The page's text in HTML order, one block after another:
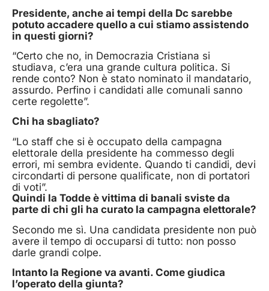
Presidente, anche ai tempi della Dc sarebbe
potuto accadere quello a cui stiamo assistendo
in questi giorni?
“Certo che no, in Democrazia Cristiana si
studiava, c’era una grande cultura politica. Si
rende conto? Non è stato nominato il mandatario,
assurdo. Perfino i candidati alle comunali sanno
certe regolette”.
Chi ha sbagliato?
“Lo staff che si è occupato della campagna
elettorale della presidente ha commesso degli
errori, mi sembra evidente. Quando ti candidi, devi
circondarti di persone qualificate, non di portatori
di voti”.
Quindi la Todde è vittima di banali sviste da
parte di chi gli ha curato la campagna elettorale?
Secondo me sì. Una candidata presidente non può
avere il tempo di occuparsi di tutto: non posso
darle grandi colpe.
Intanto la Regione va avanti. Come giudica
l’operato della giunta?